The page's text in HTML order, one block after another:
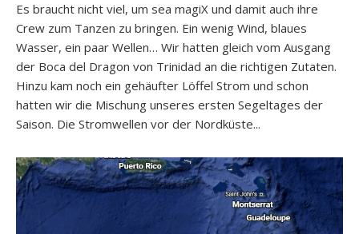
Es braucht nicht viel, um sea magiX und damit auch ihre
Crew zum Tanzen zu bringen. Ein wenig Wind, blaues
Wasser, ein paar Wellen… Wir hatten gleich vom Ausgang
der Boca del Dragon von Trinidad an die richtigen Zutaten.
Hinzu kam noch ein gehäufter Löffel Strom und schon
hatten wir die Mischung unseres ersten Segeltages der
Saison. Die Stromwellen vor der Nordküste...